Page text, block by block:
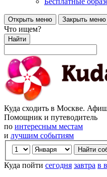
Открыть меню Закрыть меню
Что ищем?
Найти
Куда сходить в Москве.
Помощник и путеводитель
по интересным местам
и лучшим событиям
Куда пойти сегодня завтра в